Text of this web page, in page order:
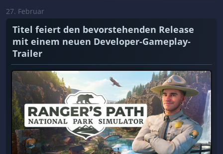
27. Februar
Titel feiert den bevorstehenden Release
mit einem neuen Developer-Gameplay-
Trailer